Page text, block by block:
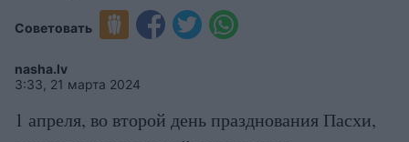
Советовать
nasha.lv
3:33, 21 марта 2024
1 апреля, во второй день празднования Пасхи,